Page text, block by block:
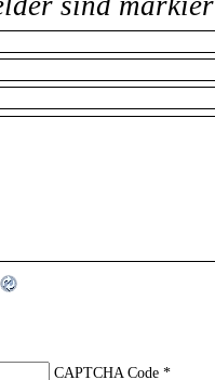
CAPTCHA Code*